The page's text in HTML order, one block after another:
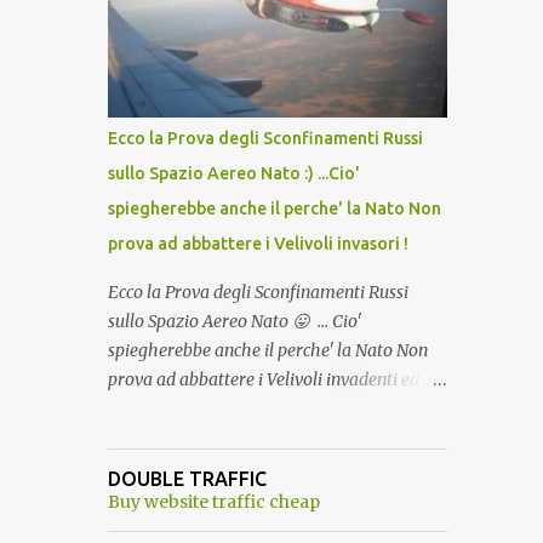
lo scopo della temperatura? Qualcuno a suo
tempo ribattezzo' il Vaccino come: l' Amaro
del Capo, era "spettacolare Ghiacciato, ma
andava bene anche, a Temperatura
Ambiente"! Riproponiamo l'articolo per NON
Ecco la Prova degli Sconfinamenti Russi
sullo Spazio Aereo Nato :) ...Cio'
spiegherebbe anche il perche' la Nato Non
prova ad abbattere i Velivoli invasori !
Ecco la Prova degli Sconfinamenti Russi
sullo Spazio Aereo Nato 😛 ... Cio'
spiegherebbe anche il perche' la Nato Non
prova ad abbattere i Velivoli invadenti ed
alcuna notizia di un'invasione dello spazio
aereo NATO da parte di un robot chiamato
DOUBLE TRAFFIC
Buy website traffic cheap